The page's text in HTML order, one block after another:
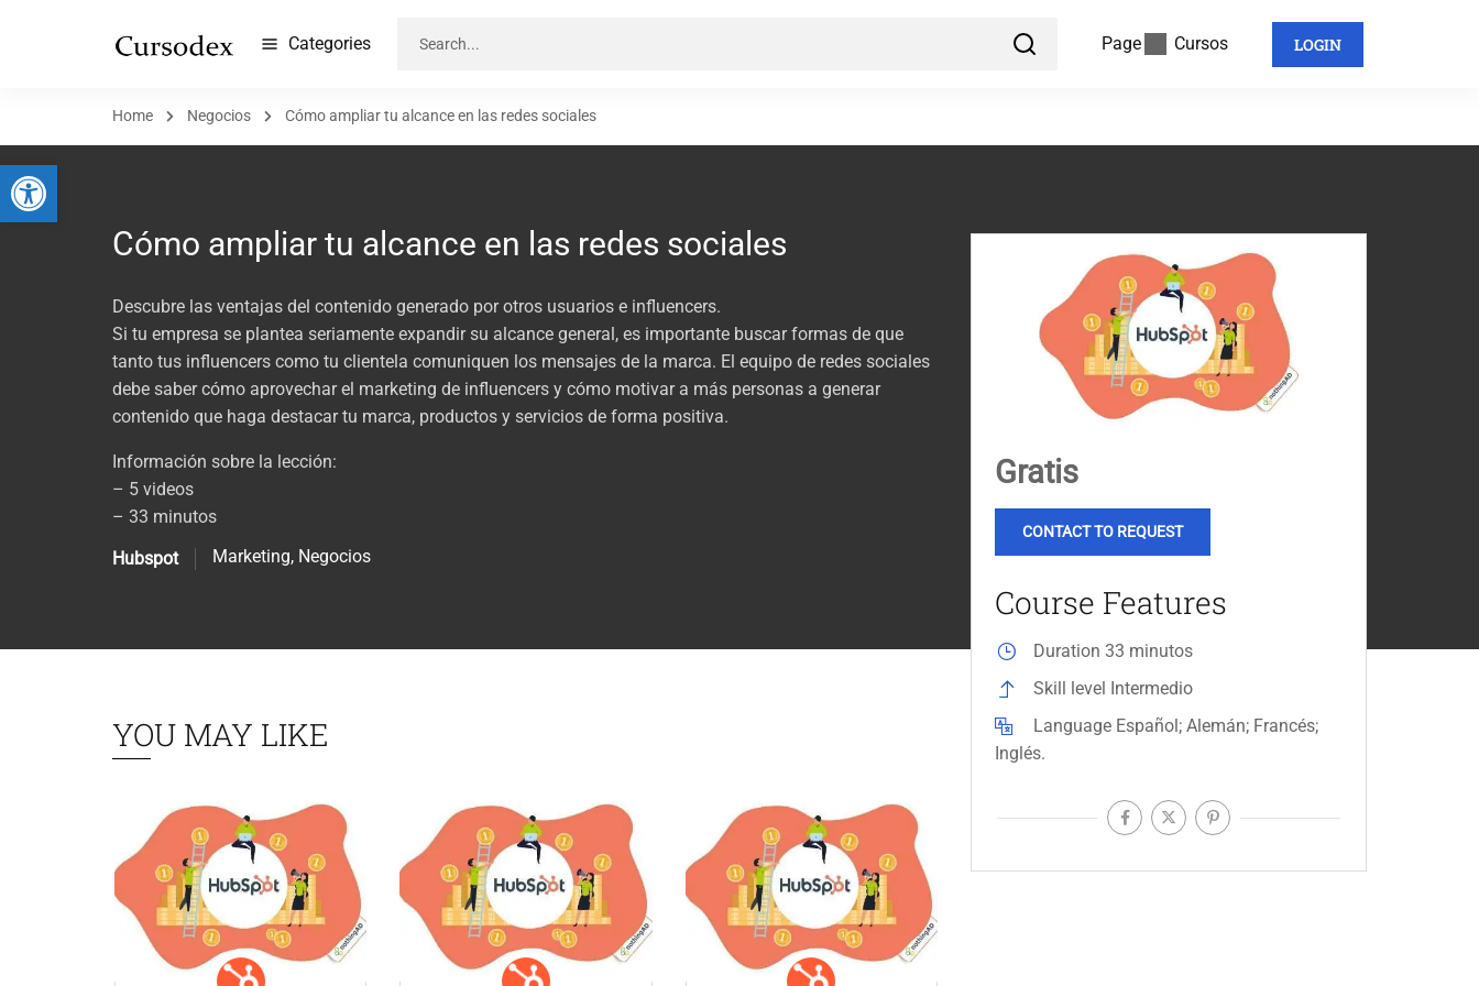
Abrir barra de herramientas
Categories Page Cursos LOGIN
Home Negocios Cómo ampliar tu alcance en las redes sociales
Cómo ampliar tu alcance en las redes sociales
Descubre las ventajas del contenido generado por otros usuarios e influencers.
Si tu empresa se plantea seriamente expandir su alcance general, es importante buscar formas de que
tanto tus influencers como tu clientela comuniquen los mensajes de la marca. El equipo de redes sociales
debe saber cómo aprovechar el marketing de influencers y cómo motivar a más personas a generar
contenido que haga destacar tu marca, productos y servicios de forma positiva.
Información sobre la lección:
– 5 videos
– 33 minutos
Hubspot
Marketing, Negocios
YOU MAY LIKE
Gratis
CONTACT TO REQUEST
Course Features
Duration 33 minutos
Skill level Intermedio
Language Español; Alemán; Francés;
Inglés.